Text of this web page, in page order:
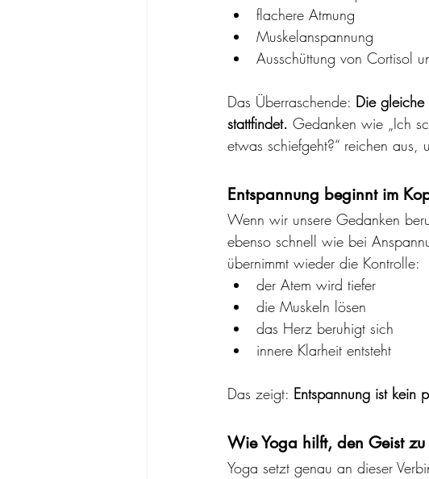
flachere Atmung
Muskelanspannung
Ausschüttung von Cortisol
Das Überraschende: Die gleiche
stattfindet. Gedanken wie „Ich
etwas schiefgeht?“ reichen aus,
Entspannung beginnt im
Wenn wir unsere Gedanken
ebenso schnell wie bei
übernimmt wieder die Kontrolle:
der Atem wird tiefer
die Muskeln lösen
das Herz beruhigt sich
innere Klarheit entsteht
Das zeigt: Entspannung ist kein
Wie Yoga hilft, den Geist
Yoga setzt genau an dieser